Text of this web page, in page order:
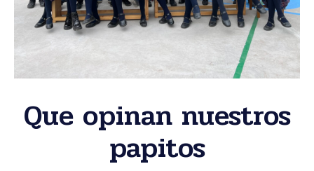
Que opinan nuestros
papitos